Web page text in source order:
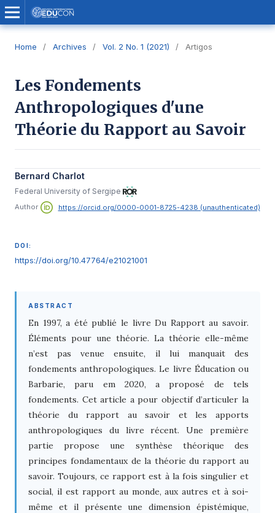
Home / Archives / Vol. 2 No. 1 (2021) / Artigos
Les Fondements
Anthropologiques d'une
Théorie du Rapport au Savoir
Bernard Charlot
Federal University of Sergipe
Author https://orcid.org/0000-0001-8725-4238 (unauthenticated)
DOI:
https://doi.org/10.47764/e21021001
ABSTRACT
En 1997, a été publié le livre Du Rapport au savoir.
Éléments pour une théorie. La théorie elle-même
n’est pas venue ensuite, il lui manquait des
fondements anthropologiques. Le livre Éducation ou
Barbarie, paru em 2020, a proposé de tels
fondements. Cet article a pour objectif d’articuler la
théorie du rapport au savoir et les apports
anthropologiques du livre récent. Une première
partie propose une synthèse théorique des
principes fondamentaux de la théorie du rapport au
savoir. Toujours, ce rapport est à la fois singulier et
social, il est rapport au monde, aux autres et à soi-
même et il présente une dimension épistémique,